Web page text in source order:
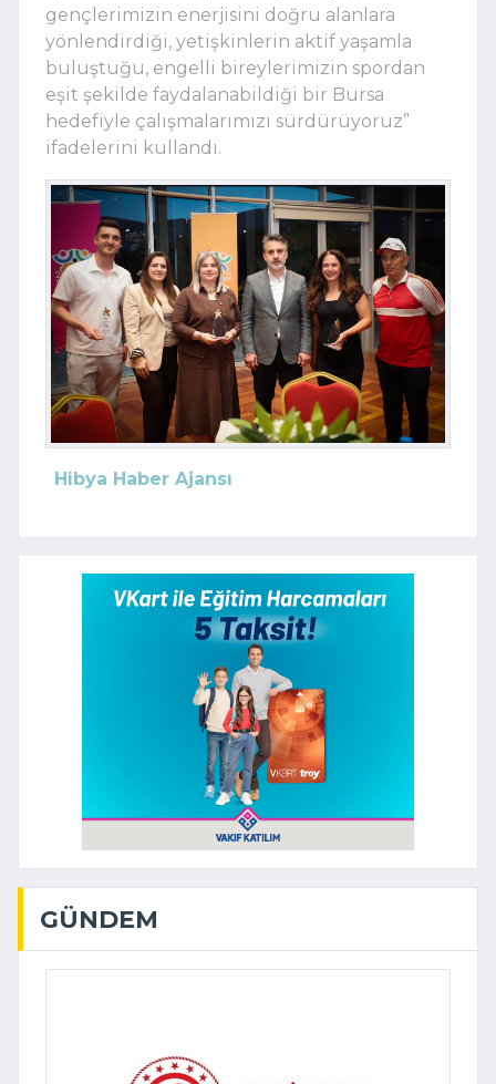
gençlerimizin enerjisini doğru alanlara
yönlendirdiği, yetişkinlerin aktif yaşamla
buluştuğu, engelli bireylerimizin spordan
eşit şekilde faydalanabildiği bir Bursa
hedefiyle çalışmalarımızı sürdürüyoruz”
ifadelerini kullandı.
Hibya Haber Ajansı
GÜNDEM